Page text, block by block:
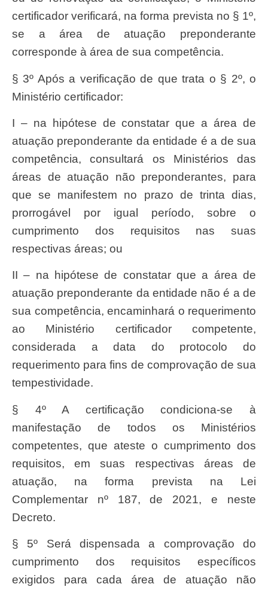
certificador verificará, na forma prevista no § 1º,
se a área de atuação preponderante
corresponde à área de sua competência.
§ 3º Após a verificação de que trata o § 2º, o
Ministério certificador:
I – na hipótese de constatar que a área de
atuação preponderante da entidade é a de sua
competência, consultará os Ministérios das
áreas de atuação não preponderantes, para
que se manifestem no prazo de trinta dias,
prorrogável por igual período, sobre o
cumprimento dos requisitos nas suas
respectivas áreas; ou
II – na hipótese de constatar que a área de
atuação preponderante da entidade não é a de
sua competência, encaminhará o requerimento
ao Ministério certificador competente,
considerada a data do protocolo do
requerimento para fins de comprovação de sua
tempestividade.
§ 4º A certificação condiciona-se à
manifestação de todos os Ministérios
competentes, que ateste o cumprimento dos
requisitos, em suas respectivas áreas de
atuação, na forma prevista na Lei
Complementar nº 187, de 2021, e neste
Decreto.
§ 5º Será dispensada a comprovação do
cumprimento dos requisitos específicos
exigidos para cada área de atuação não